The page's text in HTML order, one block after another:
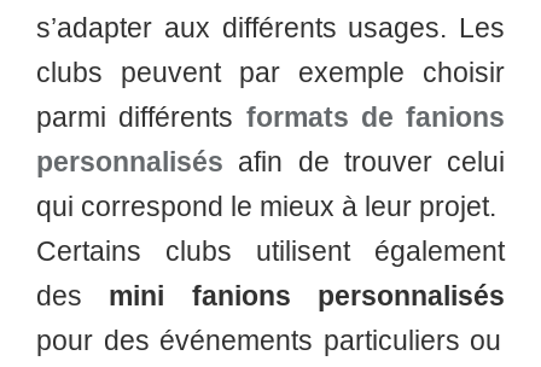
s’adapter aux différents usages. Les
clubs peuvent par exemple choisir
parmi différents formats de fanions
personnalisés afin de trouver celui
qui correspond le mieux à leur projet.
Certains clubs utilisent également
des mini fanions personnalisés
pour des événements particuliers ou